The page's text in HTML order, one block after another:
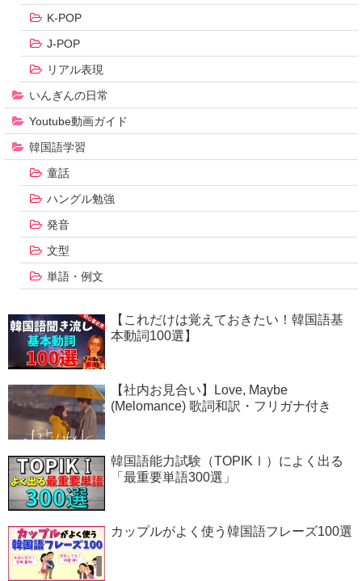
K-POP
J-POP
リアル表現
いんぎんの日常
Youtube動画ガイド
韓国語学習
童話
ハングル勉強
発音
文型
単語・例文
【これだけは覚えておきたい！韓国語基
本動詞100選】
【社内お見合い】Love, Maybe
(Melomance) 歌詞和訳・フリガナ付き
韓国語能力試験（TOPIKⅠ）によく出る
「最重要単語300選」
カップルがよく使う韓国語フレーズ100選